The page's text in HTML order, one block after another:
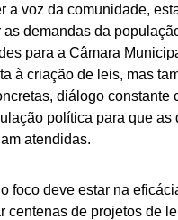
a voz da comunidade,
as demandas da
para a Câmara
à criação de leis, mas
diálogo constante
política para que as
atendidas.
foco deve estar na
centenas de projetos de